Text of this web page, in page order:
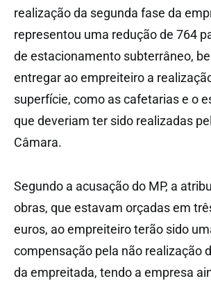
realização da segunda fase da
representou uma redução de 764
de estacionamento subterrâneo,
entregar ao empreiteiro a
superfície, como as cafetarias e o
que deveriam ter sido realizadas
Câmara.
Segundo a acusação do MP, a
obras, que estavam orçadas em
euros, ao empreiteiro terão sido
compensação pela não realização
da empreitada, tendo a empresa